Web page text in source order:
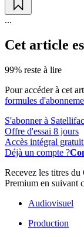
...
Cet article
99% reste à lire
Pour accéder à cet
formules
S'abonner à
Offre d'essai 8 jours
Accès intégral
Déjà un compte ?
Recevez les titres
Premium en suivant
Audiovisuel
Production